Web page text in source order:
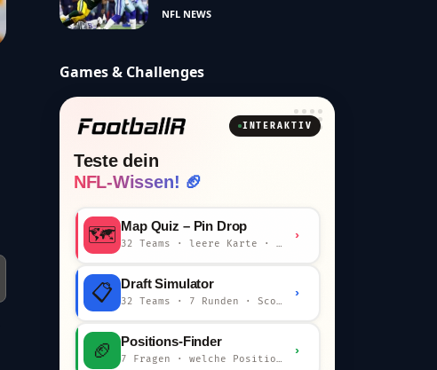
NFL NEWS
Games & Challenges
INTERAKTIV
Teste dein
NFL-Wissen! 🏈
🗺️ Map Quiz – Pin Drop
32 Teams · leere Karte · km-Wertung
›
📋 Draft Simulator
32 Teams · 7 Runden · Scout-Kommentar
›
🏈 Positions-Finder
7 Fragen · welche Position bist du?
›